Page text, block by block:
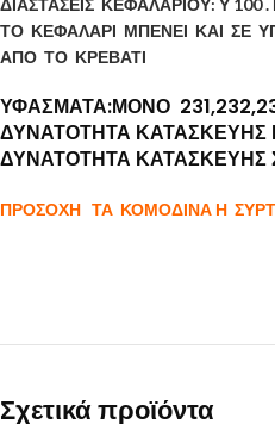
ΔΙΑΣΤΑΣΕΙΣ ΚΕΦΑΛΑΡΙΟΥ: Υ 100
ΤΟ ΚΕΦΑΛΑΡΙ ΜΠΕΝΕΙ ΚΑΙ ΣΕ
ΑΠΟ ΤΟ ΚΡΕΒΑΤΙ
ΥΦΑΣΜΑΤΑ:ΜΟΝΟ
ΔΥΝΑΤΟΤΗΤΑ ΚΑΤΑΣΚΕΥΗΣ
ΔΥΝΑΤΟΤΗΤΑ ΚΑΤΑΣΚΕΥΗΣ
ΠΡΟΣΟΧΗ ΤΑ ΚΟΜΟΔΙΝΑ Η
Σχετικά προϊόντα